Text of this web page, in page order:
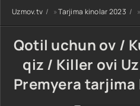
Uzmov.tv »Tarjima kinolar 2023 »
Qotil uchun ov /
qiz / Killer ovi
Premyera tarjima